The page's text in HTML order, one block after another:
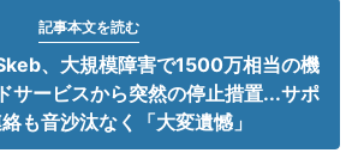
記事本文を読む
、大規模障害で1500万相当の機
ービスから突然の停止措置...サポ
も音沙汰なく「大変遺憾」